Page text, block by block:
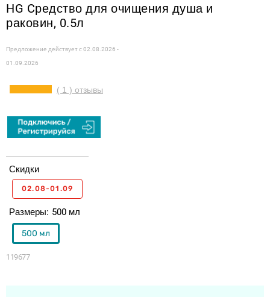
HG Cредство для очищения душа и
раковин, 0.5л
Предложение действует с02.08.2026 -
01.09.2026
( 1 ) отзывы
119677
Размеры 500 мл
500 мл
Скидки
02.08-01.09